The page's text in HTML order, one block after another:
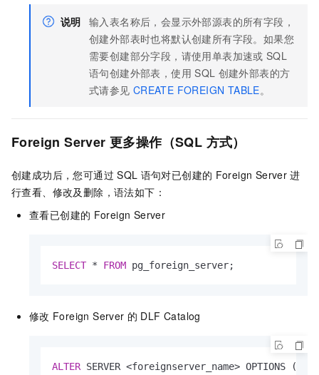
说明 输入表名称后，会显示外部源表的所有字段，
创建外部表时也将默认创建所有字段。如果您
需要创建部分字段，请使用单表加速或 SQL
语句创建外部表，使用 SQL 创建外部表的方
式请参见 CREATE FOREIGN TABLE。
Foreign Server 更多操作（SQL 方式）
创建成功后，您可通过 SQL 语句对已创建的 Foreign Server 进
行查看、修改及删除，语法如下：
查看已创建的 Foreign Server
SELECT * FROM pg_foreign_server;
修改 Foreign Server 的 DLF Catalog
ALTER SERVER <foreignserver_name> OPTIONS (